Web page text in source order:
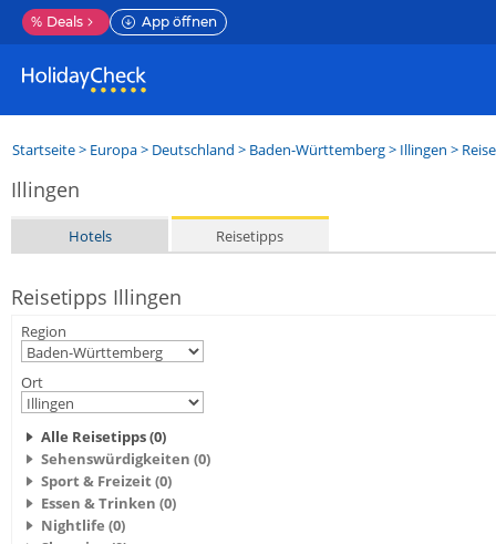
% Deals App öffnen
Startseite> Europa> Deutschland > Baden-Württemberg> Illingen >
Illingen
Hotels Reisetipps
Reisetipps Illingen
Region
Ort
Alle Reisetipps (0)
Sehenswürdigkeiten (0)
Sport & Freizeit (0)
Essen & Trinken (0)
Nightlife (0)